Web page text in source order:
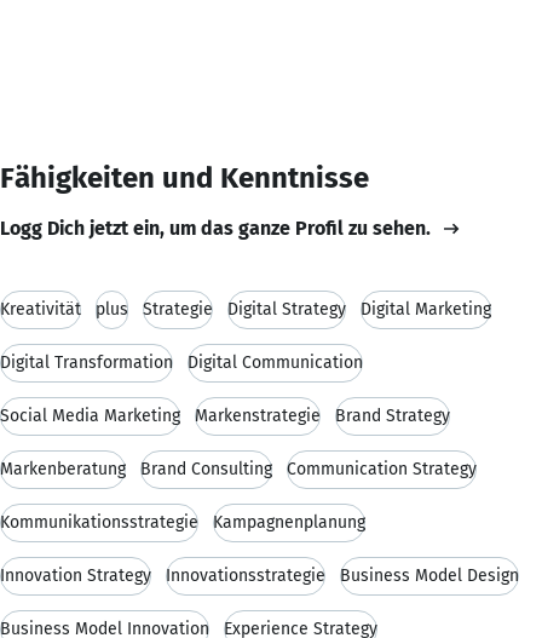
Fähigkeiten und Kenntnisse
Logg Dich jetzt ein, um das ganze Profil zu sehen.
Kreativität plus Strategie Digital Strategy Digital Marketing
Digital Transformation Digital Communication
Social Media Marketing Markenstrategie Brand Strategy
Markenberatung Brand Consulting Communication Strategy
Kommunikationsstrategie Kampagnenplanung
Innovation Strategy Innovationsstrategie Business Model Design
Business Model Innovation Experience Strategy